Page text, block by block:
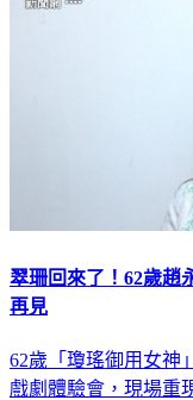
翠珊回來了！62歲趙
再見
62歲「瓊瑤御用女神
戲劇體驗會，現場重